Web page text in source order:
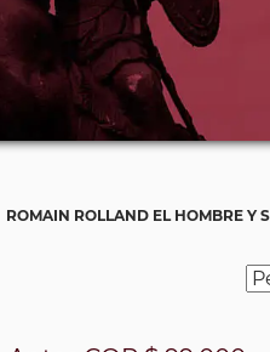
ROMAIN ROLLAND EL HOMBRE Y